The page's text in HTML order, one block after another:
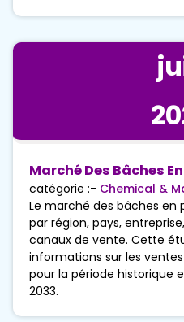
Marché Des Bâches
catégorie :- Chemical &
Le marché des bâches en
par région, pays,
canaux de vente. Cette
informations sur les
pour la période historique
2033.